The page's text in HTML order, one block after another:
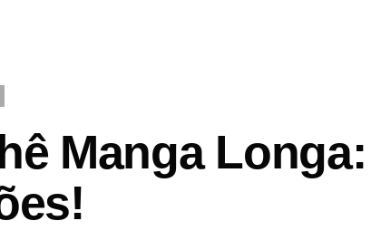
Manga